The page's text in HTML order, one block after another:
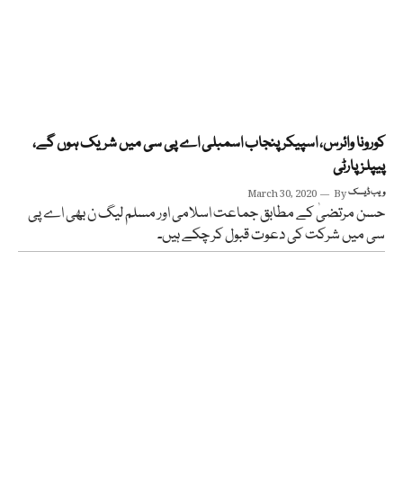
کورونا وائرس، اسپیکر پنجاب اسمبلی اے پی سی میں شریک ہوں گے،
پیپلز پارٹی
March 30, 2020 Byویب ڈیسک
حسن مرتضیٰ کے مطابق جماعت اسلامی اور مسلم لیگ ن بھی اے پی
سی میں شرکت کی دعوت قبول کر چکے ہیں۔